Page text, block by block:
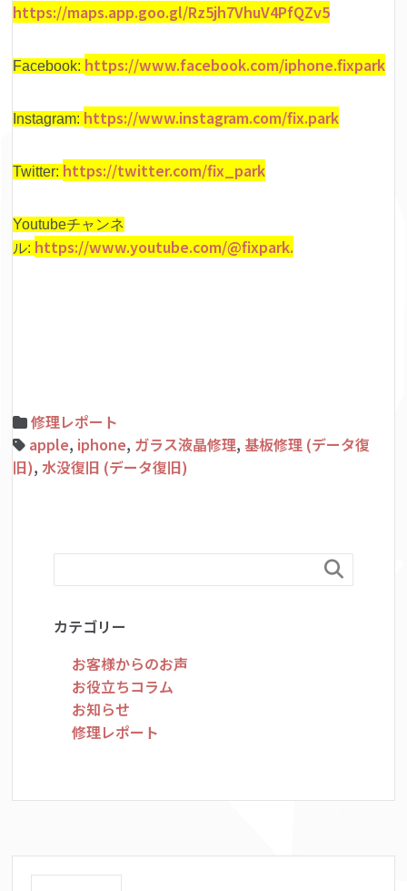
https://maps.app.goo.gl/Rz5jh7VhuV4PfQZv5
Facebook: https://www.facebook.com/iphone.fixpark
Instagram: https://www.instagram.com/fix.park
Twitter: https://twitter.com/fix_park
Youtubeチャンネ
ル: https://www.youtube.com/@fixpark.
修理レポート
apple, iphone, ガラス液晶修理, 基板修理 (データ復
旧), 水没復旧 (データ復旧)

カテゴリー
お客様からのお声
お役立ちコラム
お知らせ
修理レポート